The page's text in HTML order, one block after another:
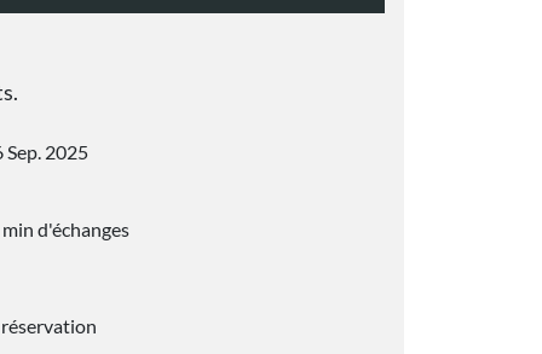
2025
d'échanges